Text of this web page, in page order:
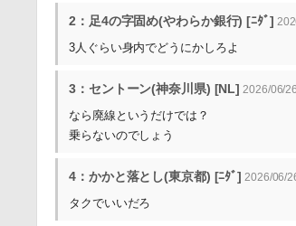
2：足4の字固め(やわらか銀行) [ﾆﾀﾞ]
3人ぐらい身内でどうにかしろよ
3：セントーン(神奈川県) [NL] 2026/06/
なら廃線というだけでは？
乗らないのでしょう
4：かかと落とし(東京都) [ﾆﾀﾞ] 2026/06/
タクでいいだろ